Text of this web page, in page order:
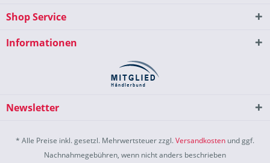
Shop Service
Informationen
Newsletter
* Alle Preise inkl. gesetzl. Mehrwertsteuer zzgl.Versandkosten und ggf.
Nachnahmegebühren, wenn nicht anders beschrieben